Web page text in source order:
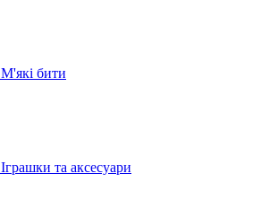
М'які бити
Іграшки та аксесуари